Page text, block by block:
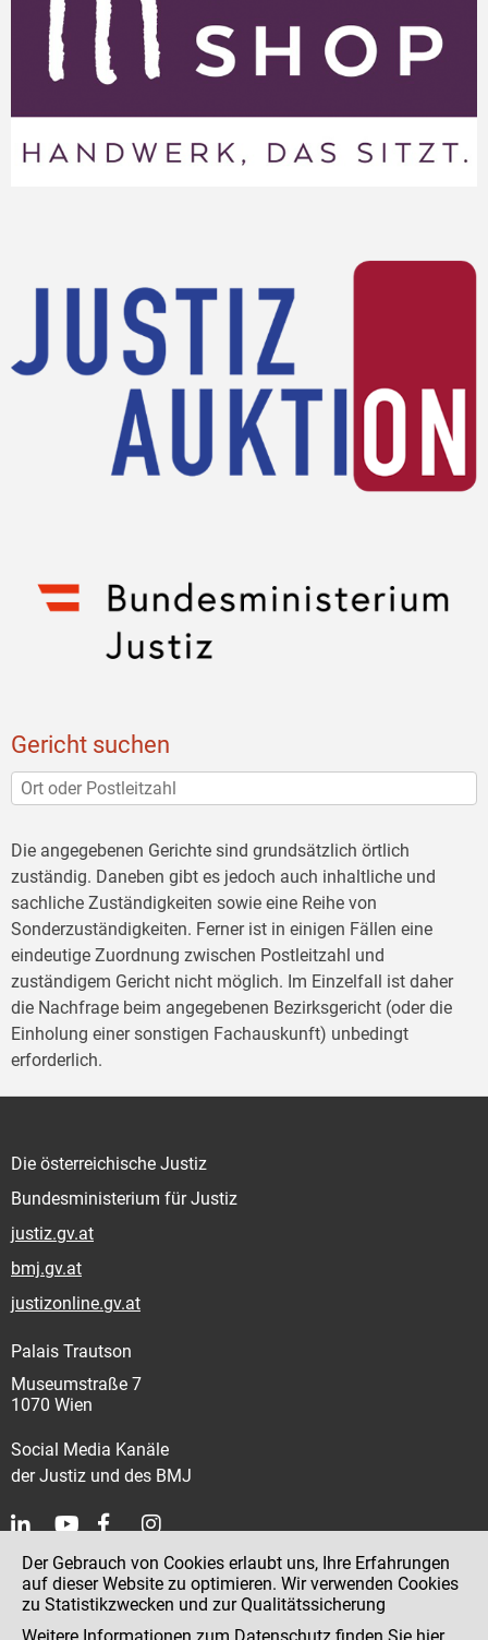
Gericht suchen
Die angegebenen Gerichte sind grundsätzlich örtlich
zuständig. Daneben gibt es jedoch auch inhaltliche und
sachliche Zuständigkeiten sowie eine Reihe von
Sonderzuständigkeiten. Ferner ist in einigen Fällen eine
eindeutige Zuordnung zwischen Postleitzahl und
zuständigem Gericht nicht möglich. Im Einzelfall ist daher
die Nachfrage beim angegebenen Bezirksgericht (oder die
Einholung einer sonstigen Fachauskunft) unbedingt
erforderlich.
Die österreichische Justiz
Bundesministerium für Justiz
justiz.gv.at
bmj.gv.at
justizonline.gv.at
Palais Trautson
Museumstraße 7
1070 Wien
Social Media Kanäle
der Justiz und des BMJ
Kontakt
Impressum
Der Gebrauch von Cookies erlaubt uns, Ihre Erfahrungen
auf dieser Website zu optimieren. Wir verwenden Cookies
zu Statistikzwecken und zur Qualitätssicherung